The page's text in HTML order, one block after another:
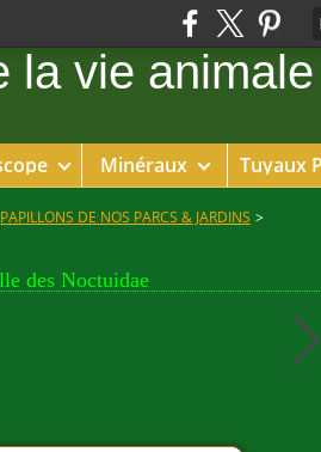
Minéraux Tuyaux
PAPILLONS DE NOS PARCS & JARDINS >
des Noctuidae